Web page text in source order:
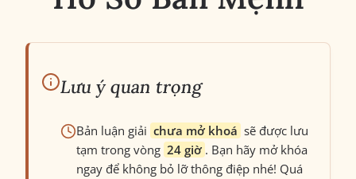
Lưu ý quan trọng
Bản luận giải chưa mở khoá sẽ được lưu
tạm trong vòng 24 giờ . Bạn hãy mở khóa
ngay để không bỏ lỡ thông điệp nhé! Quá